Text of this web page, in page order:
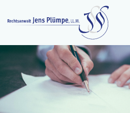
Zum Hauptinhalt springen